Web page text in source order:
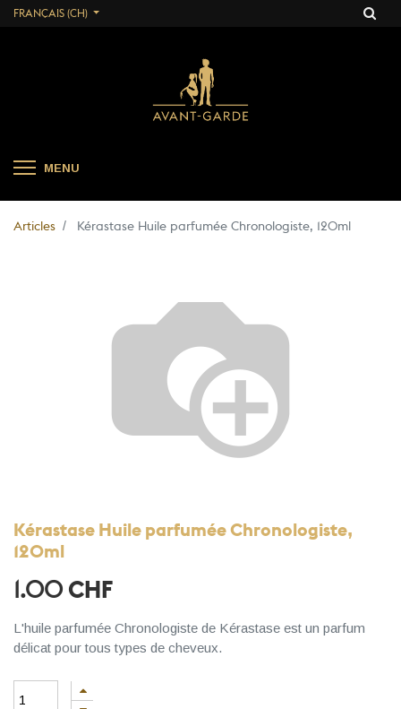
FRANÇAIS (CH)
MENU
Articles Kérastase Huile parfumée Chronologiste, 120ml
Kérastase Huile parfumée Chronologiste,
120ml
1.00 CHF
L'huile parfumée Chronologiste de Kérastase est un parfum
délicat pour tous types de cheveux.